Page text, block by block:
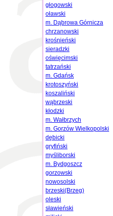
głogowski
oławski
m. Dąbrowa Górnicza
chrzanowski
krośnieński
sieradzki
oświęcimski
tatrzański
m. Gdańsk
krotoszyński
koszaliński
wąbrzeski
kłodzki
m. Wałbrzych
m. Gorzów Wielkopolski
dębicki
gryfiński
myśliborski
m. Bydgoszcz
gorzowski
nowosolski
brzeski(Brzeg)
oleski
sławieński